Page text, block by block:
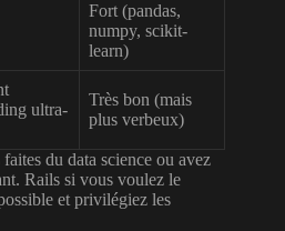
Fort (pandas,
numpy, scikit-
learn)
ultra-
Très bon (mais
plus verbeux)
du data science ou avez
Rails si vous voulez le
et privilégiez les